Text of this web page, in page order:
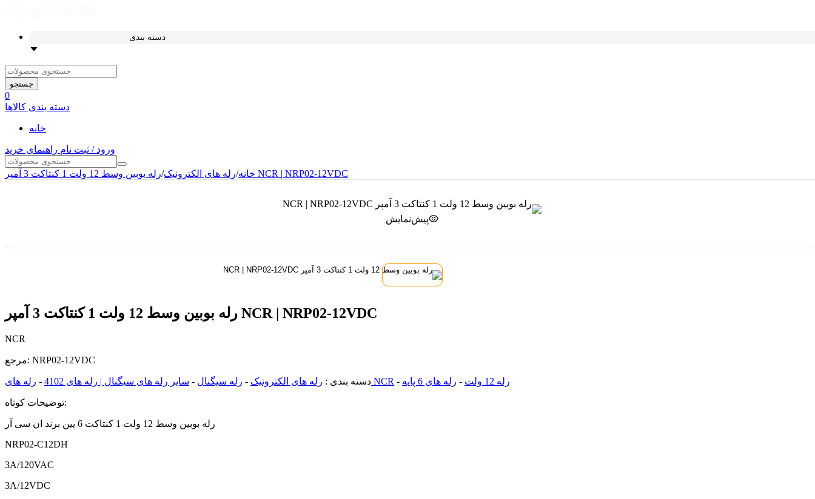
دسته بندی
جستجو
0
دسته بندی کالاها
خانه
ورود / ثبت نام راهنمای خرید
خانه/رله های الکترونیک/ رله بوبین وسط 12 ولت 1 کنتاکت 3 آمپر NCR | NRP02-12VDC
پیش‌نمایش
رله بوبین وسط 12 ولت 1 کنتاکت 3 آمپر NCR | NRP02-12VDC
NCR
مرجع: NRP02-12VDC
دسته بندی : رله های الکترونیک - رله سیگنال - سایر رله های سیگنال | رله های 4102 - رله های NCR - رله 12 ولت - رله های 6 پایه
توضیحات کوتاه:
رله بوبین وسط 12 ولت 1 کنتاکت 6 پین برند ان سی آر
NRP02-C12DH
3A/120VAC
3A/12VDC